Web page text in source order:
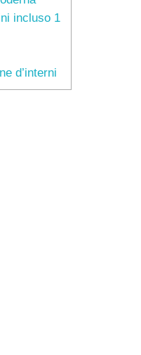
incluso 1
d’interni